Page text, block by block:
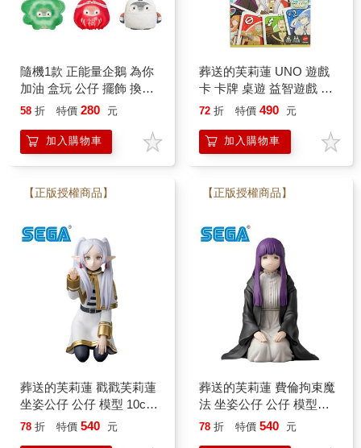
隨機1款 正能量企鵝 為你
加油 盒玩 公仔 擺飾 換裝
公仔 植絨公仔 植絨玩偶
58 折 特價 280 元
加入購物車
葬送的芙莉蓮 UNO 遊戲
卡 卡牌 桌遊 益智遊戲 費
倫 修塔爾克 欣梅爾 海塔
72 折 特價 490 元
加入購物車
【正版授權商品】
葬送的芙莉蓮 戳戳芙莉蓮
坐姿公仔 公仔 模型 10cm
坐坐公仔 跪姿公仔 SEGA
78 折 特價 540 元
【正版授權商品】
葬送的芙莉蓮 費倫拘束魔
法 坐姿公仔 公仔 模型
8cm 坐坐公仔 跪姿公仔 費
78 折 特價 540 元